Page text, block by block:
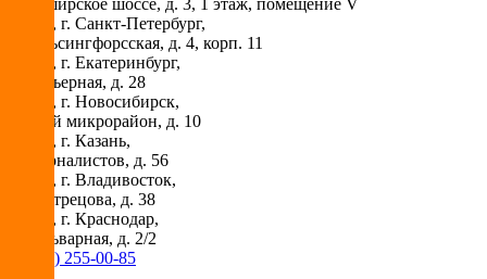
, г. Санкт-Петербург,
ул. Гельсингфорсская, д. 4, корп. 11
, г. Екатеринбург,
ул. Карьерная, д. 28
, г. Новосибирск,
Горский микрорайон, д. 10
, г. Казань,
ул. Журналистов, д. 56
, г. Владивосток,
ул. Вострецова, д. 38
, г. Краснодар,
ул. Бульварная, д. 2/2
+7 (495) 255-00-85